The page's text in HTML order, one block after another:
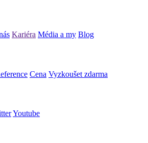
Kariéra Média a my Blog
Cena Vyzkoušet zdarma
Youtube